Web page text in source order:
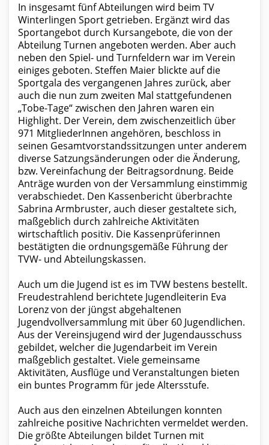
In insgesamt fünf Abteilungen wird beim TV
Winterlingen Sport getrieben. Ergänzt wird das
Sportangebot durch Kursangebote, die von der
Abteilung Turnen angeboten werden. Aber auch
neben den Spiel- und Turnfeldern war im Verein
einiges geboten. Steffen Maier blickte auf die
Sportgala des vergangenen Jahres zurück, aber
auch die nun zum zweiten Mal stattgefundenen
„Tobe-Tage“ zwischen den Jahren waren ein
Highlight. Der Verein, dem zwischenzeitlich über
971 MitgliederInnen angehören, beschloss in
seinen Gesamtvorstandssitzungen unter anderem
diverse Satzungsänderungen oder die Änderung,
bzw. Vereinfachung der Beitragsordnung. Beide
Anträge wurden von der Versammlung einstimmig
verabschiedet. Den Kassenbericht überbrachte
Sabrina Armbruster, auch dieser gestaltete sich,
maßgeblich durch zahlreiche Aktivitäten
wirtschaftlich positiv. Die Kassenprüferinnen
bestätigten die ordnungsgemäße Führung der
TVW- und Abteilungskassen.
Auch um die Jugend ist es im TVW bestens bestellt.
Freudestrahlend berichtete Jugendleiterin Eva
Lorenz von der jüngst abgehaltenen
Jugendvollversammlung mit über 60 Jugendlichen.
Aus der Vereinsjugend wird der Jugendausschuss
gebildet, welcher die Jugendarbeit im Verein
maßgeblich gestaltet. Viele gemeinsame
Aktivitäten, Ausflüge und Veranstaltungen bieten
ein buntes Programm für jede Altersstufe.
Auch aus den einzelnen Abteilungen konnten
zahlreiche positive Nachrichten vermeldet werden.
Die größte Abteilungen bildet Turnen mit